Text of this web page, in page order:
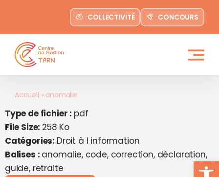
Ouvrir
contenu
COLLECTIVITÉ CONCOURS
Accueil » anomalie
Type de fichier : pdf
File Size: 258 Ko
Catégories: Droit à l information
Balises : anomalie, code, correction, déclaration,
guide, retraite